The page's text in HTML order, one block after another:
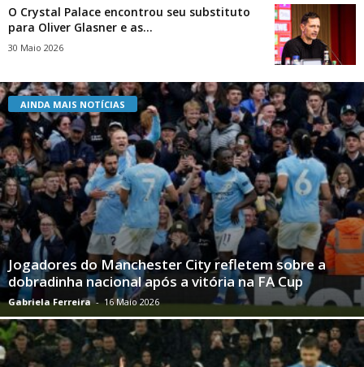
O Crystal Palace encontrou seu substituto
para Oliver Glasner e as...
30 Maio 2026
AINDA MAIS NOTÍCIAS
Jogadores do Manchester City refletem sobre a
dobradinha nacional após a vitória na FA Cup
Gabriela Ferreira - 16 Maio 2026